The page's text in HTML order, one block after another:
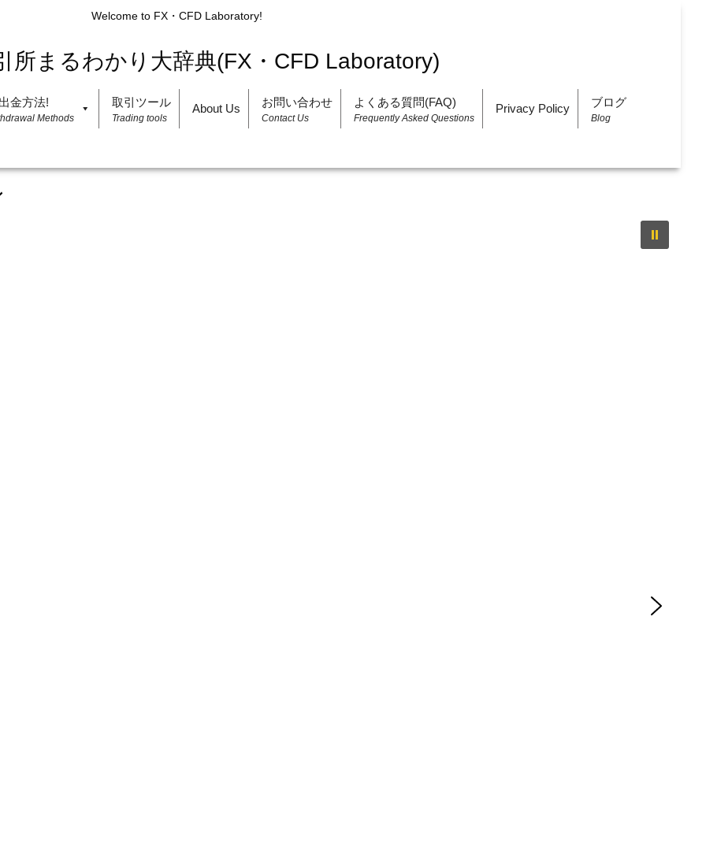
Welcome to FX・CFD Laboratory!
金方法!
Methods
取引ツール
Trading tools
About Us お問い合わせ
Contact Us
よくある質問(FAQ)
Frequently Asked Questions
Privacy Policy ブログ
Blog